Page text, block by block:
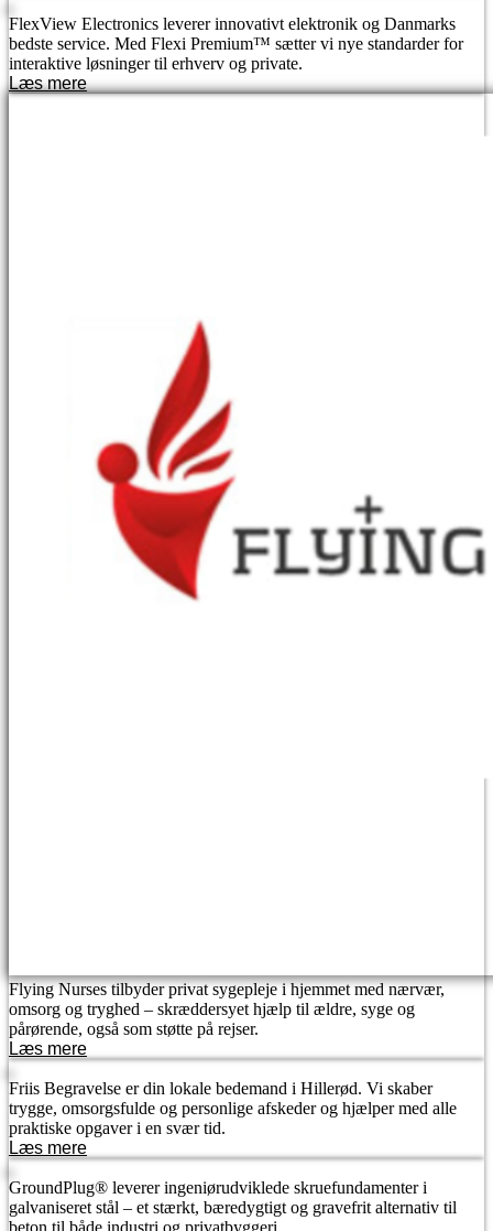
FlexView Electronics leverer innovativt elektronik og Danmarks
bedste service. Med Flexi Premium™ sætter vi nye standarder for
interaktive løsninger til erhverv og private.
Læs mere
Flying Nurses tilbyder privat sygepleje i hjemmet med nærvær,
omsorg og tryghed – skræddersyet hjælp til ældre, syge og
pårørende, også som støtte på rejser.
Læs mere
Friis Begravelse er din lokale bedemand i Hillerød. Vi skaber
trygge, omsorgsfulde og personlige afskeder og hjælper med alle
praktiske opgaver i en svær tid.
Læs mere
GroundPlug® leverer ingeniørudviklede skruefundamenter i
galvaniseret stål – et stærkt, bæredygtigt og gravefrit alternativ til
beton til både industri og privatbyggeri.